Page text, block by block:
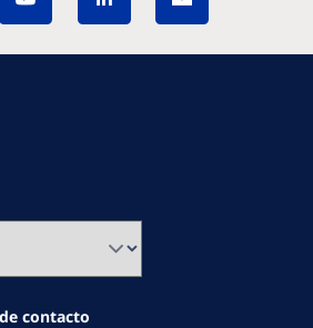
contacto